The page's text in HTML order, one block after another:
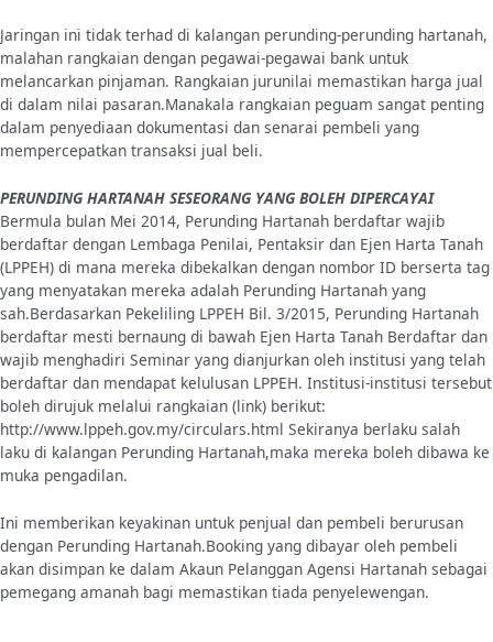
Jaringan ini tidak terhad di kalangan perunding-perunding hartanah,
malahan rangkaian dengan pegawai-pegawai bank untuk
melancarkan pinjaman. Rangkaian jurunilai memastikan harga jual
di dalam nilai pasaran.Manakala rangkaian peguam sangat penting
dalam penyediaan dokumentasi dan senarai pembeli yang
mempercepatkan transaksi jual beli.
PERUNDING HARTANAH SESEORANG YANG BOLEH DIPERCAYAI
Bermula bulan Mei 2014, Perunding Hartanah berdaftar wajib
berdaftar dengan Lembaga Penilai, Pentaksir dan Ejen Harta Tanah
(LPPEH) di mana mereka dibekalkan dengan nombor ID berserta tag
yang menyatakan mereka adalah Perunding Hartanah yang
sah.Berdasarkan Pekeliling LPPEH Bil. 3/2015, Perunding Hartanah
berdaftar mesti bernaung di bawah Ejen Harta Tanah Berdaftar dan
wajib menghadiri Seminar yang dianjurkan oleh institusi yang telah
berdaftar dan mendapat kelulusan LPPEH. Institusi-institusi tersebut
boleh dirujuk melalui rangkaian (link) berikut:
http://www.lppeh.gov.my/circulars.html Sekiranya berlaku salah
laku di kalangan Perunding Hartanah,maka mereka boleh dibawa ke
muka pengadilan.
Ini memberikan keyakinan untuk penjual dan pembeli berurusan
dengan Perunding Hartanah.Booking yang dibayar oleh pembeli
akan disimpan ke dalam Akaun Pelanggan Agensi Hartanah sebagai
pemegang amanah bagi memastikan tiada penyelewengan.